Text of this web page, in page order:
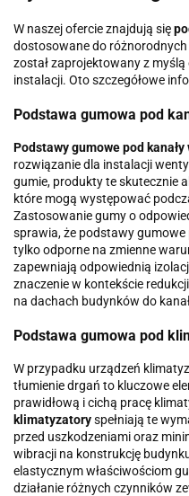
W naszej ofercie znajdują się
dostosowane do
został zaprojektowany z
instalacji. Oto szczegółowe
Podstawa gumowa pod
Podstawy gumowe pod
rozwiązanie dla instalacji
gumie, produkty te skutecznie
które mogą występować
Zastosowanie gumy o
sprawia, że podstawy gumowe
tylko odporne na zmienne
zapewniają odpowiednią
znaczenie w kontekście
na dachach budynków do
Podstawa gumowa pod
W przypadku urządzeń
tłumienie drgań to kluczowe
prawidłową i cichą pracę
klimatyzatoryspełniają te
przed uszkodzeniami oraz
wibracji na konstrukcję
elastycznym właściwościom
działanie różnych czynników